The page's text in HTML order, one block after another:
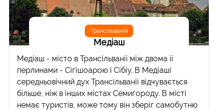
Трансільванія
Медіаш
Медіаш - місто в Трансільванії між двома її
перлинами - Сігішоарою і Сібіу. В Медіаші
середньовічний дух Трансільванії відчувається
більше, ніж в інших містах Семигороду. В місті
немає туристів, може тому він зберіг самобутню